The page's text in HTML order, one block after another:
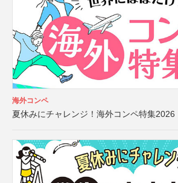
海外コンペ
夏休みにチャレンジ！海外コンペ特集2026